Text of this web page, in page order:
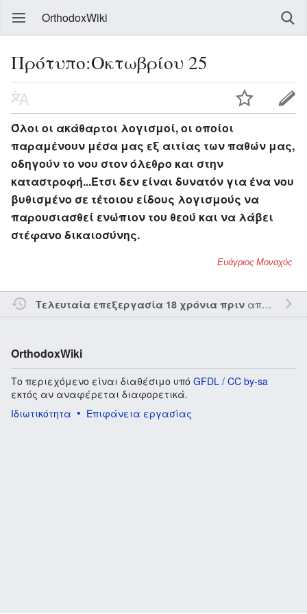
OrthodoxWiki
Πρότυπο:Οκτωβρίου 25
Όλοι οι ακάθαρτοι λογισμοί, οι οποίοι
παραμένουν μέσα μας εξ αιτίας των παθών μας,
οδηγούν το νου στον όλεθρο και στην
καταστροφή...Έτσι δεν είναι δυνατόν για ένα νου
βυθισμένο σε τέτοιου είδους λογισμούς να
παρουσιασθεί ενώπιον του θεού και να λάβει
στέφανο δικαιοσύνης.
Ευάγριος Μοναχός
Τελευταία επεξεργασία 18 χρόνια πριναπό τον την
OrthodoxWiki
Το περιεχόμενο είναι διαθέσιμο υπό GFDL / CC by-sa
εκτός αν αναφέρεται διαφορετικά.
Ιδιωτικότητα
Επιφάνεια εργασίας